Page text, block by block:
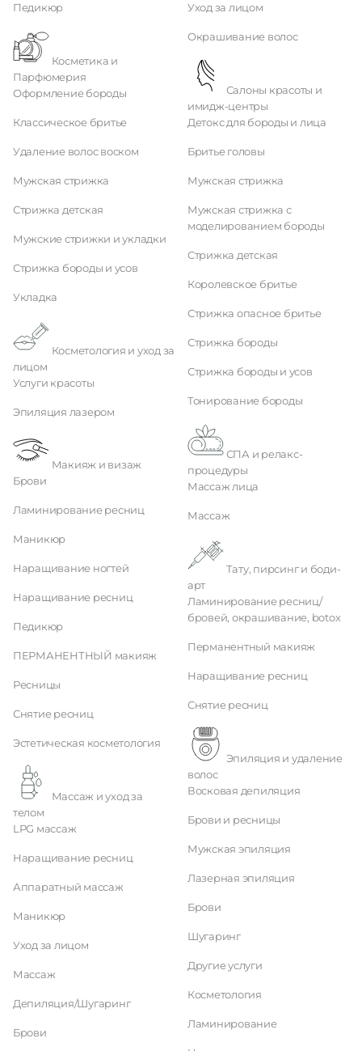
Педикюр
Парфюмерия
Оформление бороды
Классическое бритье
Удаление волос воском
Мужская стрижка
Стрижка детская
Мужские стрижки и укладки
Стрижка бороды и усов
Укладка
лицом
Услуги красоты
Эпиляция лазером
Макияж и визаж
Брови
Ламинирование ресниц
Маникюр
Наращивание ногтей
Наращивание ресниц
Педикюр
ПЕРМАНЕНТНЫЙ макияж
Ресницы
Снятие ресниц
Эстетическая косметология
телом
LPG массаж
Наращивание ресниц
Аппаратный массаж
Маникюр
Уход за лицом
Массаж
Депиляция/Шугаринг
Брови
Уход за лицом
Окрашивание волос
имидж-центры
Детокс для бороды и лица
Бритье головы
Мужская стрижка
Мужская стрижка с
моделированием бороды
Стрижка детская
Королевское бритье
Стрижка опасное бритье
Стрижка бороды
Стрижка бороды и усов
Тонирование бороды
процедуры
Массаж лица
Массаж
арт
Ламинирование ресниц/
бровей, окрашивание, botox
Перманентный макияж
Наращивание ресниц
Снятие ресниц
волос
Восковая депиляция
Брови и ресницы
Мужская эпиляция
Лазерная эпиляция
Брови
Шугаринг
Другие услуги
Косметология
Ламинирование